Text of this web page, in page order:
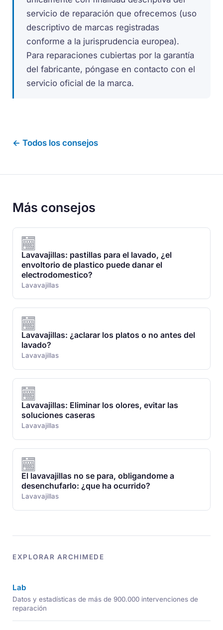
servicio de reparación que ofrecemos (uso
descriptivo de marcas registradas
conforme a la jurisprudencia europea).
Para reparaciones cubiertas por la garantía
del fabricante, póngase en contacto con el
servicio oficial de la marca.
← Todos los consejos
Más consejos
Lavavajillas: pastillas para el lavado, ¿el
envoltorio de plastico puede danar el
electrodomestico?
Lavavajillas
Lavavajillas: ¿aclarar los platos o no antes del
lavado?
Lavavajillas
Lavavajillas: Eliminar los olores, evitar las
soluciones caseras
Lavavajillas
El lavavajillas no se para, obligandome a
desenchufarlo: ¿que ha ocurrido?
Lavavajillas
EXPLORAR ARCHIMEDE
Lab
Datos y estadísticas de más de 900.000 intervenciones de
reparación